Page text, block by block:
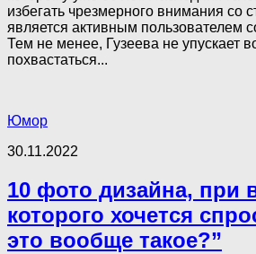
избегать чрезмерного внимания со
является активным пользователем
Тем не менее, Гузеева не упускает
похвастаться...
Юмор
30.11.2022
10 фото дизайна, при
которого хочется
это вообще такое?”